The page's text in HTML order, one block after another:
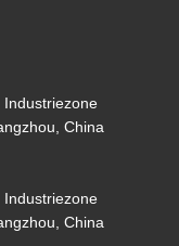
China
China